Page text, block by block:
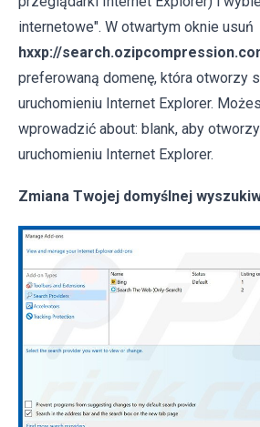
internetowe". W otwartym oknie usuń
hxxp://
preferowaną domenę, która otworzy
uruchomieniu Internet Explorer.
wprowadzić about: blank, aby
uruchomieniu Internet Explorer.
Zmiana Twojej domyślnej